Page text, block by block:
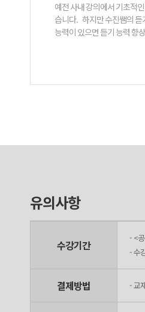
예전 사내 강의에서 기초적인 읽기/쓰기 수업은 들
습니다. 하지만 수진쌤의 듣기 강의를 통해 반복 듣기 및 지역별(호치민, 하노이)의 특색이 다르다는 듣기 꿀팁을 통해 다음 출장갔을 때는 청해 능력에 대해서는 자신감이 생겼습니다. 기초 베트남어
능력이 있으면 듣기 능력 향
유의사항
수강기간
- <
- 수
결제방법 - 교